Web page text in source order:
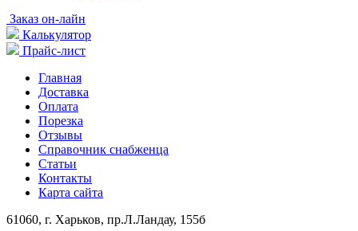
Заказ он-лайн
Калькулятор
Прайс-лист
Главная
Доставка
Оплата
Порезка
Отзывы
Справочник снабженца
Статьи
Контакты
Карта сайта
61060, г. Харьков, пр.Л.Ландау, 155б